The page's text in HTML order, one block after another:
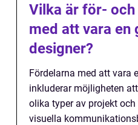
Vilka är för-
med att vara en
designer?
Fördelarna med att vara
inkluderar möjligheten
olika typer av projekt och
visuella